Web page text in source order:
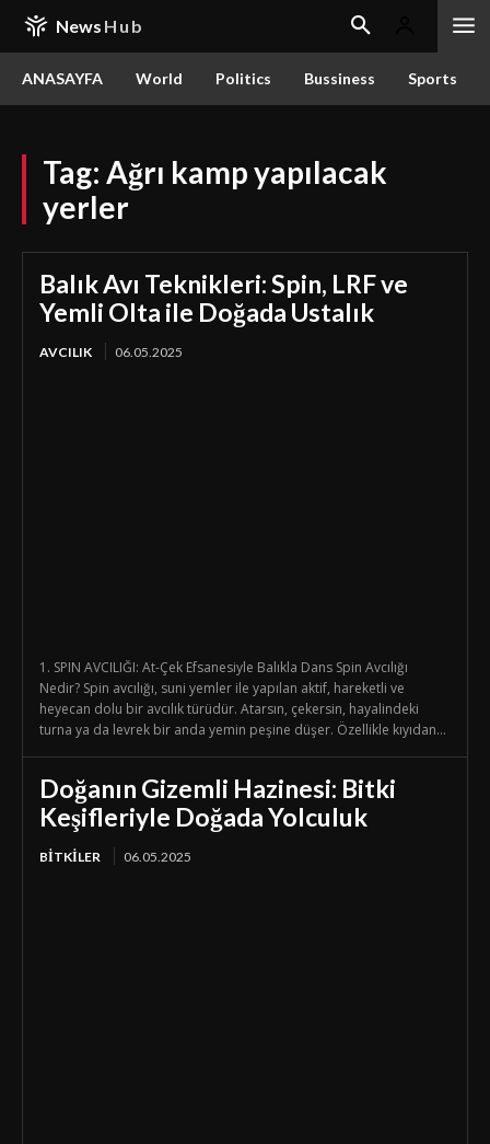
News Hub
ANASAYFA World Politics Bussiness Sports
Tag: Ağrı kamp yapılacak
yerler
Balık Avı Teknikleri: Spin, LRF ve
Yemli Olta ile Doğada Ustalık
AVCILIK 06.05.2025
1. SPIN AVCILIĞI: At-Çek Efsanesiyle Balıkla Dans Spin Avcılığı
Nedir? Spin avcılığı, suni yemler ile yapılan aktif, hareketli ve
heyecan dolu bir avcılık türüdür. Atarsın, çekersin, hayalindeki
turna ya da levrek bir anda yemin peşine düşer. Özellikle kıyıdan...
Doğanın Gizemli Hazinesi: Bitki
Keşifleriyle Doğada Yolculuk
BİTKİLER 06.05.2025